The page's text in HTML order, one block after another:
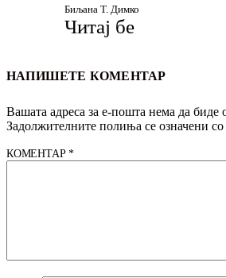
Биљана Т. Димко
Читај бе
НАПИШЕТЕ КОМЕНТАР
Вашата адреса за е-пошта нема да биде
Задолжителните полиња се означени со
КОМЕНТАР*